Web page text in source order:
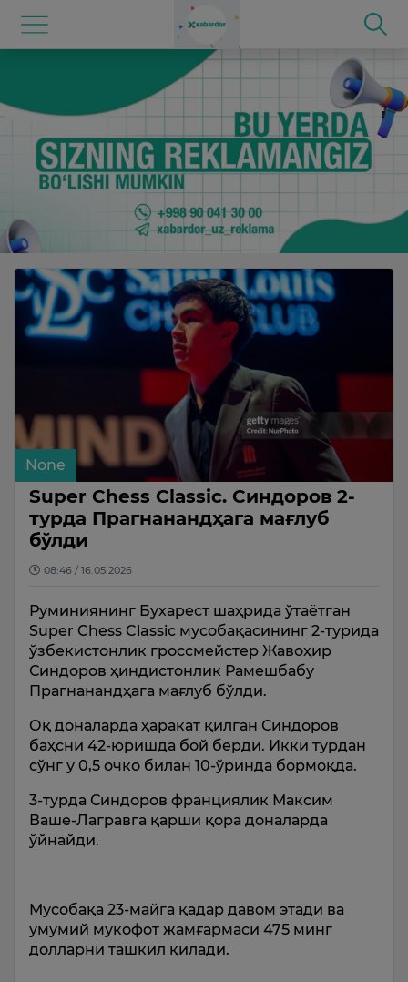
None
Super Chess Classic. Синдоров 2-
турда Прагнанандҳага мағлуб
бўлди
08:46 / 16.05.2026
Руминиянинг Бухарест шаҳрида ўтаётган
Super Chess Classic мусобақасининг 2-турида
ўзбекистонлик гроссмейстер Жавоҳир
Синдоров ҳиндистонлик Рамешбабу
Прагнанандҳага мағлуб бўлди.
Оқ доналарда ҳаракат қилган Синдоров
баҳсни 42-юришда бой берди. Икки турдан
сўнг у 0,5 очко билан 10-ўринда бормоқда.
3-турда Синдоров франциялик Максим
Ваше-Лагравга қарши қора доналарда
ўйнайди.
Мусобақа 23-майга қадар давом этади ва
умумий мукофот жамғармаси 475 минг
долларни ташкил қилади.